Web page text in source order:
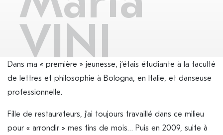
VINI
Dans ma « première » jeunesse, j’étais étudiante à la faculté
de lettres et philosophie à Bologna, en Italie, et danseuse
professionnelle.
Fille de restaurateurs, j’ai toujours travaillé dans ce milieu
pour « arrondir » mes fins de mois… Puis en 2009, suite à